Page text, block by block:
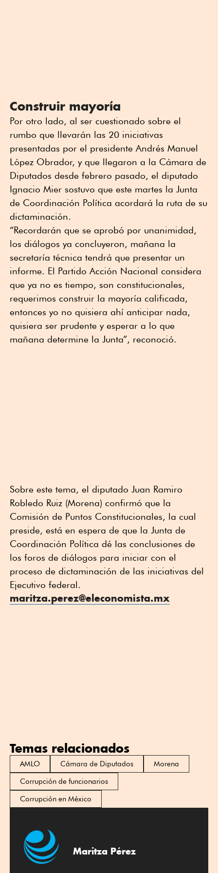
Construir mayoría
Por otro lado, al ser cuestionado sobre el
rumbo que llevarán las 20 iniciativas
presentadas por el presidente Andrés Manuel
López Obrador, y que llegaron a la Cámara de
Diputados desde febrero pasado, el diputado
Ignacio Mier sostuvo que este martes la Junta
de Coordinación Política acordará la ruta de su
dictaminación.
“Recordarán que se aprobó por unanimidad,
los diálogos ya concluyeron, mañana la
secretaría técnica tendrá que presentar un
informe. El Partido Acción Nacional considera
que ya no es tiempo, son constitucionales,
requerimos construir la mayoría calificada,
entonces yo no quisiera ahí anticipar nada,
quisiera ser prudente y esperar a lo que
mañana determine la Junta”, reconoció.
Sobre este tema, el diputado Juan Ramiro
Robledo Ruiz (Morena) confirmó que la
Comisión de Puntos Constitucionales, la cual
preside, está en espera de que la Junta de
Coordinación Política dé las conclusiones de
los foros de diálogos para iniciar con el
proceso de dictaminación de las iniciativas del
Ejecutivo federal.
maritza.perez@eleconomista.mx
Temas relacionados
AMLO Cámara de Diputados
Morena
Corrupción de funcionarios
Corrupción en México
Maritza Pérez